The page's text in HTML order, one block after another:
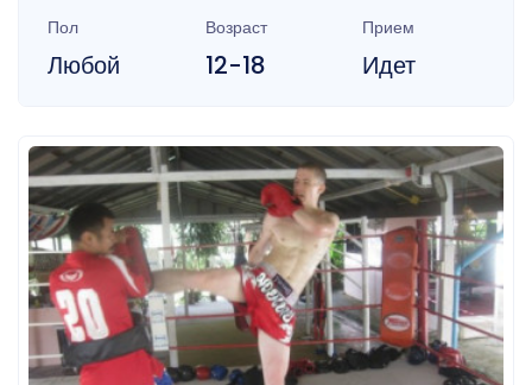
Пол
Любой
Возраст
12-18
Прием
Идет